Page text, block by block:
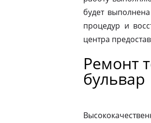
будет
процедур и
центра
Ремонт
бульвар